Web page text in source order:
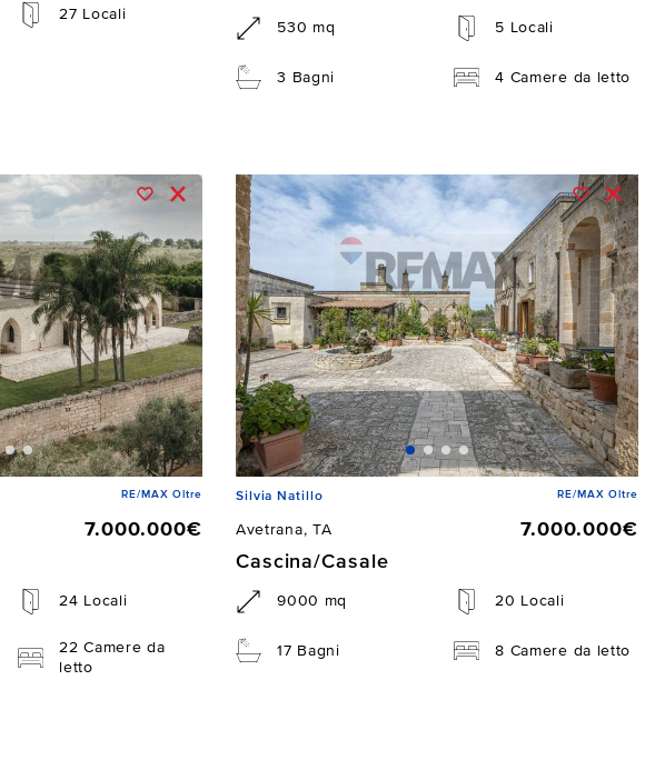
27 Locali
530 mq 5 Locali
3 Bagni 4 Camere da letto
RE/MAX Oltre
7.000.000€
24 Locali
22 Camere da
letto
Silvia Natillo RE/MAX Oltre
Avetrana, TA
7.000.000€
Cascina/Casale
9000 mq 20 Locali
17 Bagni 8 Camere da letto